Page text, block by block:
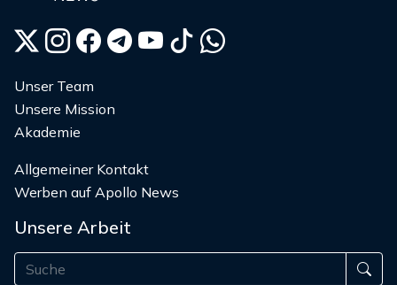
Unser Team
Unsere Mission
Akademie
Allgemeiner Kontakt
Werben auf Apollo News
Unsere Arbeit